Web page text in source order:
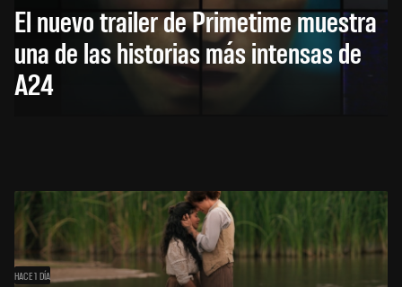
El nuevo trailer de Primetime muestra
una de las historias más intensas de
A24
HACE 1 DÍA